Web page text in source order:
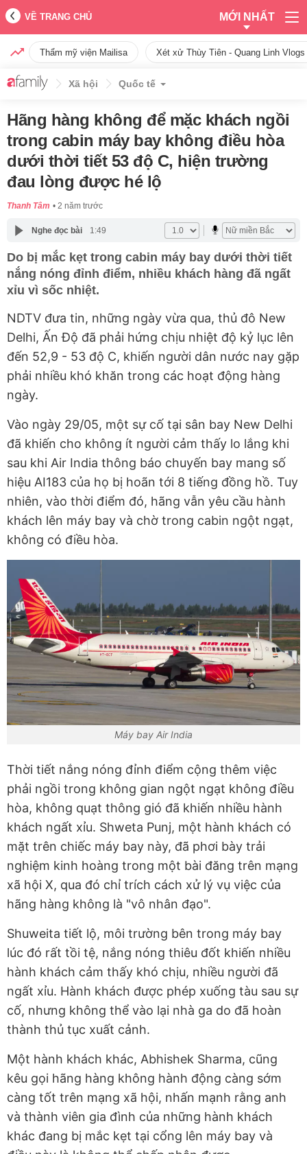
VỀ TRANG CHỦ MỚI NHẤT
Thẩm mỹ viện Mailisa Xét xử Thùy Tiên - Quang Linh
Xã hội Quốc tế
Hãng hàng không để mặc khách ngồi
trong cabin máy bay không điều hòa
dưới thời tiết 53 độ C, hiện trường
đau lòng được hé lộ
Thanh Tâm 2 năm trước
Nghe đọc bài 1:49
Do bị mắc kẹt trong cabin máy bay dưới thời tiết
nắng nóng đỉnh điểm, nhiều khách hàng đã ngất
xỉu vì sốc nhiệt.
NDTV đưa tin, những ngày vừa qua, thủ đô New
Delhi, Ấn Độ đã phải hứng chịu nhiệt độ kỷ lục lên
đến 52,9 - 53 độ C, khiến người dân nước nay gặp
phải nhiều khó khăn trong các hoạt động hàng
ngày.
Vào ngày 29/05, một sự cố tại sân bay New Delhi
đã khiến cho không ít người cảm thấy lo lắng khi
sau khi Air India thông báo chuyến bay mang số
hiệu AI183 của họ bị hoãn tới 8 tiếng đồng hồ. Tuy
nhiên, vào thời điểm đó, hãng vẫn yêu cầu hành
khách lên máy bay và chờ trong cabin ngột ngạt,
không có điều hòa.
Máy bay Air India
Thời tiết nắng nóng đỉnh điểm cộng thêm việc
phải ngồi trong không gian ngột ngạt không điều
hòa, không quạt thông gió đã khiến nhiều hành
khách ngất xỉu. Shweta Punj, một hành khách có
mặt trên chiếc máy bay này, đã phơi bày trải
nghiệm kinh hoàng trong một bài đăng trên mạng
xã hội X, qua đó chỉ trích cách xử lý vụ việc của
hãng hàng không là "vô nhân đạo".
Shuweita tiết lộ, môi trường bên trong máy bay
lúc đó rất tồi tệ, nắng nóng thiêu đốt khiến nhiều
hành khách cảm thấy khó chịu, nhiều người đã
ngất xỉu. Hành khách được phép xuống tàu sau sự
cố, nhưng không thể vào lại nhà ga do đã hoàn
thành thủ tục xuất cảnh.
Một hành khách khác, Abhishek Sharma, cũng
kêu gọi hãng hàng không hành động càng sớm
càng tốt trên mạng xã hội, nhấn mạnh rằng anh
và thành viên gia đình của những hành khách
khác đang bị mắc kẹt tại cổng lên máy bay và